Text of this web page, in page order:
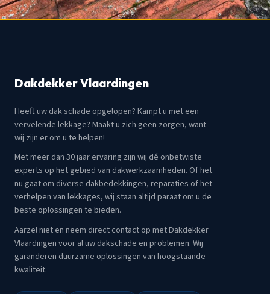
Dakdekker Vlaardingen
Heeft uw dak schade opgelopen? Kampt u met een
vervelende lekkage? Maakt u zich geen zorgen, want
wij zijn er om u te helpen!
Met meer dan 30 jaar ervaring zijn wij dé onbetwiste
experts op het gebied van dakwerkzaamheden. Of het
nu gaat om diverse dakbedekkingen, reparaties of het
verhelpen van lekkages, wij staan altijd paraat om u de
beste oplossingen te bieden.
Aarzel niet en neem direct contact op met Dakdekker
Vlaardingen voor al uw dakschade en problemen. Wij
garanderen duurzame oplossingen van hoogstaande
kwaliteit.